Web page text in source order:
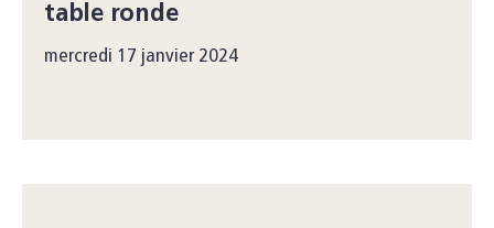
table ronde
mercredi 17 janvier 2024